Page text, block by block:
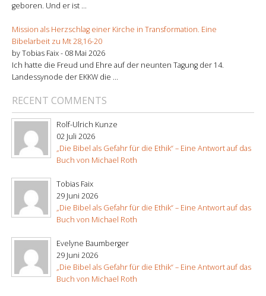
geboren. Und er ist ...
Mission als Herzschlag einer Kirche in Transformation. Eine
Bibelarbeit zu Mt 28,16-20
by Tobias Faix - 08 Mai 2026
Ich hatte die Freud und Ehre auf der neunten Tagung der 14.
Landessynode der EKKW die ...
RECENT COMMENTS
Rolf-Ulrich Kunze
02 Juli 2026
„Die Bibel als Gefahr für die Ethik“ – Eine Antwort auf das
Buch von Michael Roth
Tobias Faix
29 Juni 2026
„Die Bibel als Gefahr für die Ethik“ – Eine Antwort auf das
Buch von Michael Roth
Evelyne Baumberger
29 Juni 2026
„Die Bibel als Gefahr für die Ethik“ – Eine Antwort auf das
Buch von Michael Roth